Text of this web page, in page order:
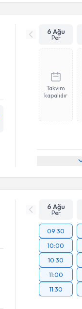
6 Ağu
Per
Takvim
kapalıdır
6 Ağu
Per
09:30
10:00
10:30
11:00
11:30